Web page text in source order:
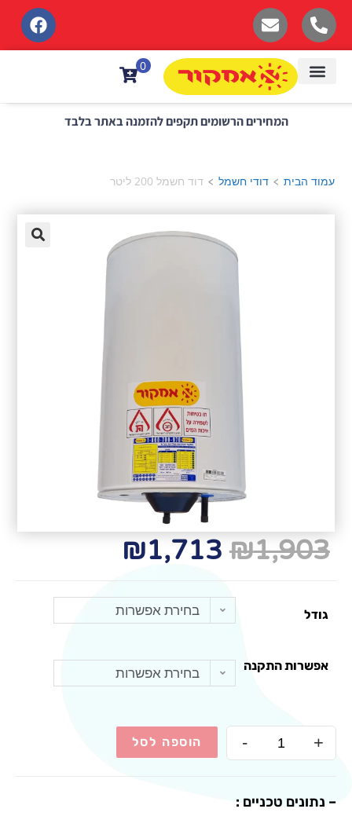
לתוכן
0
המחירים הרשומים תקפים להזמנה באתר בלבד
₪1,903
₪1,713
גודל בחירת אפשרות
אפשרות התקנה בחירת אפשרות
- + הוספה לסל
– נתונים טכניים :
עמוד הבית > דודי חשמל > דוד חשמל 200 ליטר